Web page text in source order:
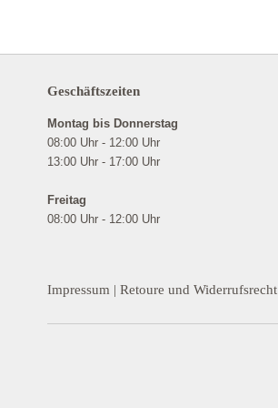
Geschäftszeiten
Montag bis Donnerstag
08:00 Uhr - 12:00 Uhr
13:00 Uhr - 17:00 Uhr
Freitag
08:00 Uhr - 12:00 Uhr
Impressum | Retoure und Widerrufsrecht